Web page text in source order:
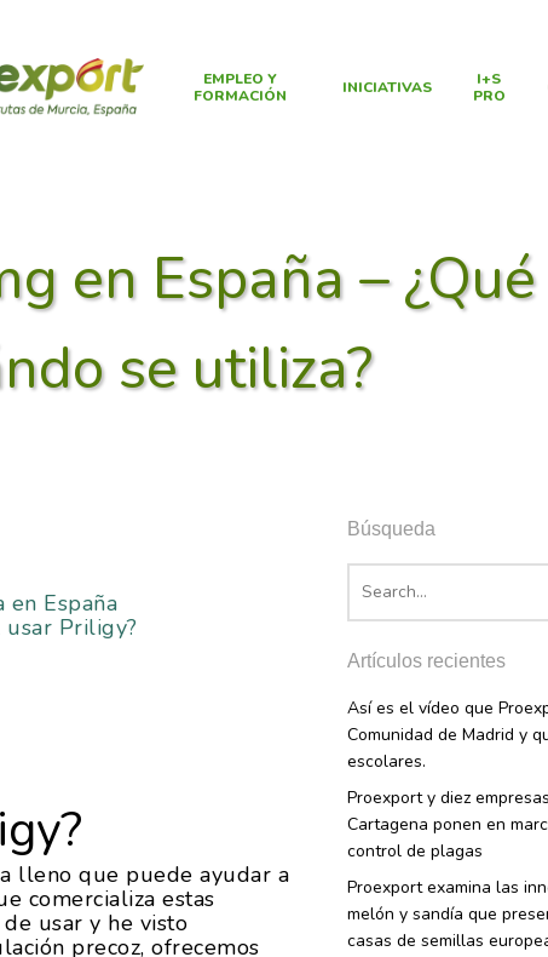
EMPLEO Y
FORMACIÓN
INICIATIVAS
I+S
PRO
en España –
se utiliza?
España
usar Priligy?
lleno que puede ayudar a
comercializa estas
usar y he visto
precoz, ofrecemos
Búsqueda
Artículos recientes
Así es el vídeo que
Comunidad de Madrid y
escolares.
Proexport y diez
Cartagena ponen en
control de plagas
Proexport examina las
melón y sandía que
casas de semillas